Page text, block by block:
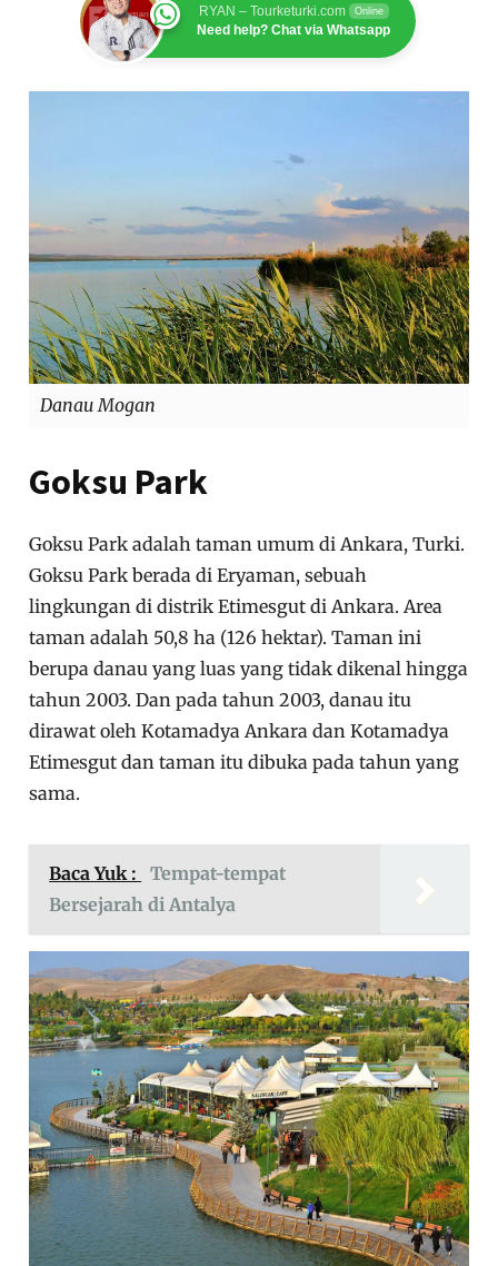
RYAN – Tourketurki.com Online
Need help? Chat via Whatsapp
Danau Mogan
Goksu Park
Goksu Park adalah taman umum di Ankara, Turki.
Goksu Park berada di Eryaman, sebuah
lingkungan di distrik Etimesgut di Ankara. Area
taman adalah 50,8 ha (126 hektar). Taman ini
berupa danau yang luas yang tidak dikenal hingga
tahun 2003. Dan pada tahun 2003, danau itu
dirawat oleh Kotamadya Ankara dan Kotamadya
Etimesgut dan taman itu dibuka pada tahun yang
sama.
Baca Yuk :
Tempat-tempat
Bersejarah di Antalya